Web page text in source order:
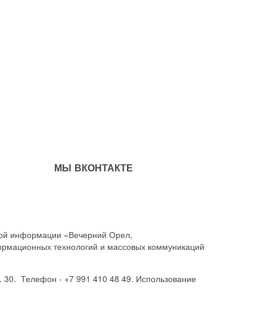
МЫ ВКОНТАКТЕ
информации «Вечерний Орел,
технологий и массовых коммуникаций
30. Телефон - +7 991 410 48 49. Использование